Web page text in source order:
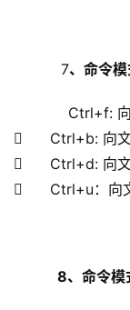
7、命令
Ctrl+f:
      Ctrl+b: 向
      Ctrl+d: 向
      Ctrl+u：
8、命令模